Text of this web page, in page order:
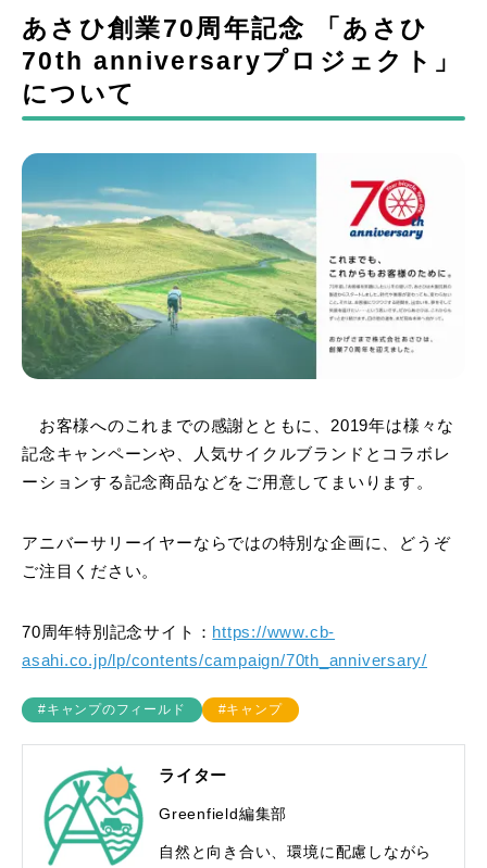
あさひ創業70周年記念 「あさひ
70th anniversaryプロジェクト」
について
お客様へのこれまでの感謝とともに、2019年は様々な
記念キャンペーンや、人気サイクルブランドとコラボレ
ーションする記念商品などをご用意してまいります。
アニバーサリーイヤーならではの特別な企画に、どうぞ
ご注目ください。
70周年特別記念サイト： https://www.cb-
asahi.co.jp/lp/contents/campaign/70th_anniversary/
#キャンプのフィールド #キャンプ
ライター
Greenfield編集部
自然と向き合い、環境に配慮しながら